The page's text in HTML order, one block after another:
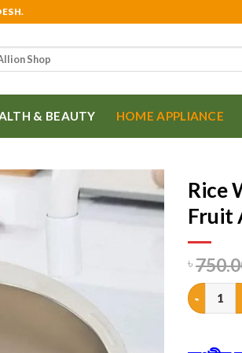
& BEAUTY HOME APPLIANCE
Rice
Fruit
৳
Rice